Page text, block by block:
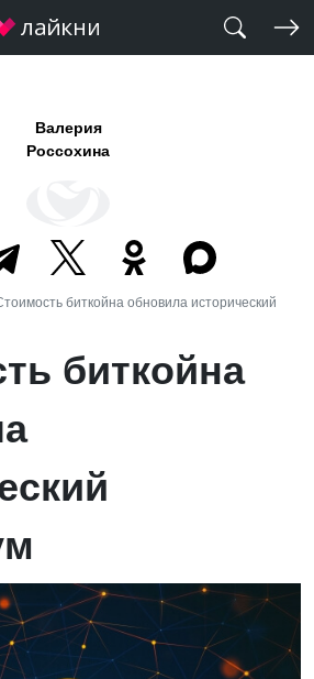
Валерия
Россохина
биткойна обновила исторический
биткойна